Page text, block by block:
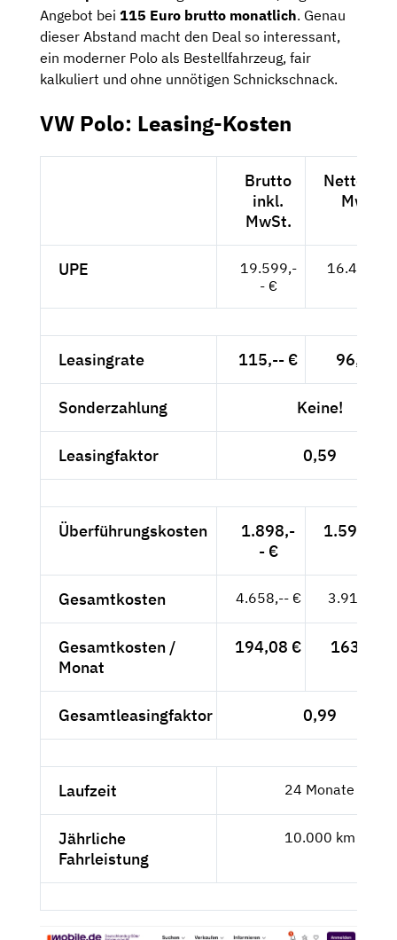
Angebot bei 115 Euro brutto monatlich. Genau
dieser Abstand macht den Deal so interessant,
ein moderner Polo als Bestellfahrzeug, fair
kalkuliert und ohne unnötigen Schnickschnack.
VW Polo: Leasing-Kosten
Brutto
inkl.
MwSt.
Netto
MwSt.
UPE
19.599,-
- €
16.470,--
Leasingrate 115,-- € 96,64 €
Sonderzahlung Keine!
Leasingfaktor 0,59
Überführungskosten
1.898,-
- €
1.594,96
Gesamtkosten 4.658,-- € 3.914,29
Gesamtkosten /
Monat
194,08 € 163,10 €
Gesamtleasingfaktor 0,99
Laufzeit 24 Monate
Jährliche
Fahrleistung
10.000 km